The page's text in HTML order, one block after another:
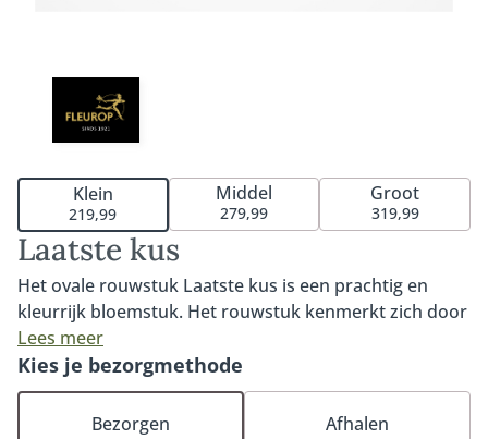
Laatste kus
Het ovale rouwstuk Laatste kus is een prachtig en
kleurrijk bloemstuk. Het rouwstuk kenmerkt zich door
bijzondere rozen in warme kleuren en roze tinten. Een
ovaal rouwstuk is een klassiek-moderne bindwijze.
Deze bindwijze wordt vaak gekozen omdat de
bloemen, zowel compact als luchtig, mooi tot hun
Lees meer
Klein
219,99
Middel
279,99
Groot
319,99
Kies je bezorgmethode
Bezorgen Afhalen